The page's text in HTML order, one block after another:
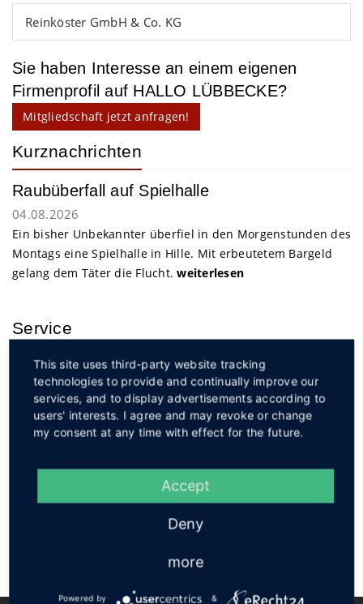
Reinköster GmbH & Co. KG
Sie haben Interesse an einem eigenen
Firmenprofil auf HALLO LÜBBECKE?
Mitgliedschaft jetzt anfragen!
Kurznachrichten
Raubüberfall auf Spielhalle
04.08.2026
Ein bisher Unbekannter überfiel in den Morgenstunden des
Montags eine Spielhalle in Hille. Mit erbeutetem Bargeld
gelang dem Täter die Flucht.weiterlesen
Service
This site uses third-party website tracking
technologies to provide and continually improve our
services, and to display advertisements according to
users' interests. I agree and may revoke or change
my consent at any time with effect for the future.
Accept
Deny
more
Powered by &